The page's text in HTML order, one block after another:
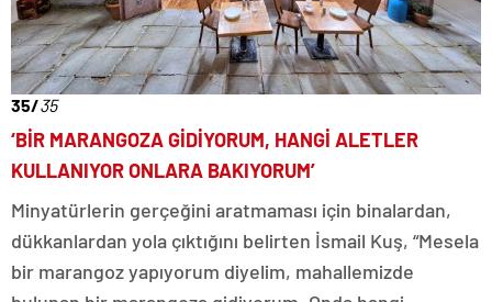
35/35
‘BİR MARANGOZA GİDİYORUM, HANGİ ALETLER
KULLANIYOR ONLARA BAKIYORUM’
Minyatürlerin gerçeğini aratmaması için binalardan,
dükkanlardan yola çıktığını belirten İsmail Kuş, “Mesela
bir marangoz yapıyorum diyelim, mahallemizde